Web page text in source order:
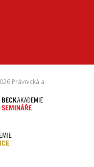
Právnická a